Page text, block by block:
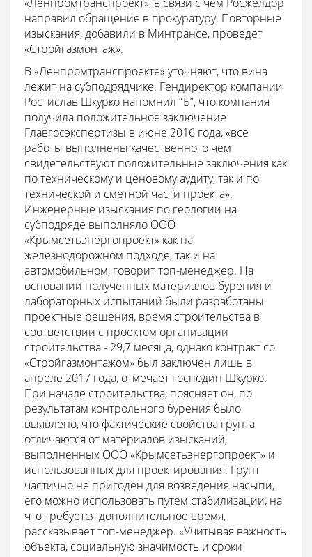
направил обращение в прокуратуру. Повторные
изыскания, добавили в Минтрансе, проведет
«Стройгазмонтаж».
В «Ленпромтранспроекте» уточняют, что вина
лежит на субподрядчике. Гендиректор компании
Ростислав Шкурко напомнил “Ъ”, что компания
получила положительное заключение
Главгосэкспертизы в июне 2016 года, «все
работы выполнены качественно, о чем
свидетельствуют положительные заключения как
по техническому и ценовому аудиту, так и по
технической и сметной части проекта».
Инженерные изыскания по геологии на
субподряде выполняло ООО
«Крымсетьэнергопроект» как на
железнодорожном подходе, так и на
автомобильном, говорит топ-менеджер. На
основании полученных материалов бурения и
лабораторных испытаний были разработаны
проектные решения, время строительства в
соответствии с проектом организации
строительства - 29,7 месяца, однако контракт со
«Стройгазмонтажом» был заключен лишь в
апреле 2017 года, отмечает господин Шкурко.
При начале строительства, поясняет он, по
результатам контрольного бурения было
выявлено, что фактические свойства грунта
отличаются от материалов изысканий,
выполненных ООО «Крымсетьэнергопроект» и
использованных для проектирования. Грунт
частично не пригоден для возведения насыпи,
его можно использовать путем стабилизации, на
что требуется дополнительное время,
рассказывает топ-менеджер. «Учитывая важность
объекта, социальную значимость и сроки